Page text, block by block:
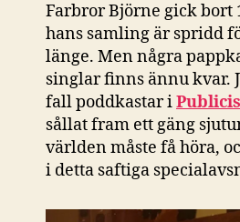
Farbror Björne gick bort
hans samling är spridd
länge. Men några
singlar finns ännu kvar.
fall poddkastar i
sållat fram ett gäng
världen måste få höra,
i detta saftiga